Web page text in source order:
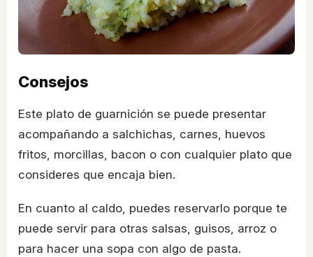
Consejos
Este plato de guarnición se puede presentar
acompañando a salchichas, carnes, huevos
fritos, morcillas, bacon o con cualquier plato que
consideres que encaja bien.
En cuanto al caldo, puedes reservarlo porque te
puede servir para otras salsas, guisos, arroz o
para hacer una sopa con algo de pasta.